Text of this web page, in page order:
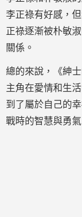
李正祿有好感，
正祿逐漸被朴敏
關係。
總的來說，《紳
主角在愛情和生
到了屬於自己的
戰時的智慧與勇氣